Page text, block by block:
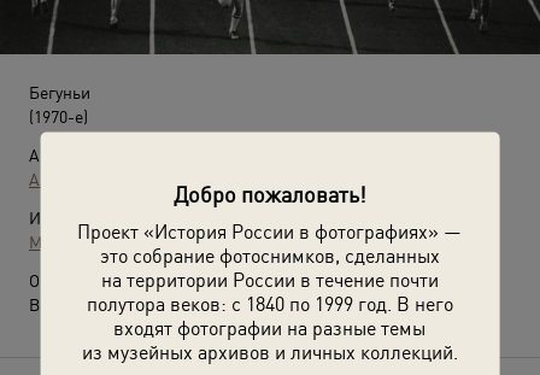
Добро пожаловать!
Проект «История России в фотографиях» —
это собрание фотоснимков, сделанных
на территории России в течение почти
полутора веков: с 1840 по 1999 год. В него
входят фотографии на разные темы
из музейных архивов и личных коллекций.
Бегуньи
(1970-е)
Автор:
Александр Абаза
Источники:
МАММ / МДФ
О фотографии:
Выставка«О спорт – ты мир!»с этой фотографией.